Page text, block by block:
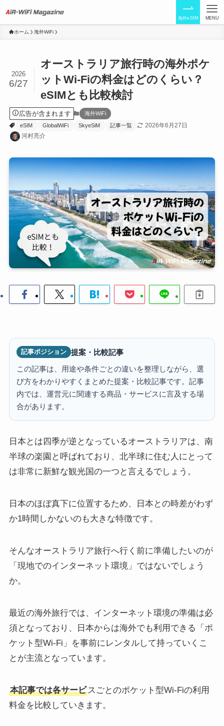
海外eSIM MENU
ホーム 海外WiFi
オーストラリア旅行時の海外ポケ
ットWi-Fiの料金はどのくらい？
eSIMとも比較検討
2026
6/27
広告が含まれます
海外WiFi
eSIM
GlobalWiFi SkyeSiM 記事一覧
2026年6月27日
河村亮介
記事ポジション 提案・比較記事
この記事は、用途や条件ごとの違いを整理しながら、選
び方をわかりやすくまとめた提案・比較記事です。記事
内では、運営元に関連する商品・サービスに言及する場
合があります。
日本とは四季が逆となっているオーストラリアは、南
半球の楽園と呼ばれており、北半球に住む人にとって
は非常に新鮮な観光国の一つと言えるでしょう。
日本のほぼ真下に位置するため、日本との時差がわず
か1時間しかないのも大きな特徴です。
そんなオーストラリア旅行へ行く前に準備したいのが
「現地でのインターネット環境」ではないでしょう
か。
最近の海外旅行では、インターネット環境の準備は必
須となっており、日本からは海外でも利用できる「ポ
ケット型Wi-Fi」を事前にレンタルして持っていくこ
とが主流となっています。
本記事では各サービスごとのポケット型Wi-Fiの利用
料金を比較していきます。